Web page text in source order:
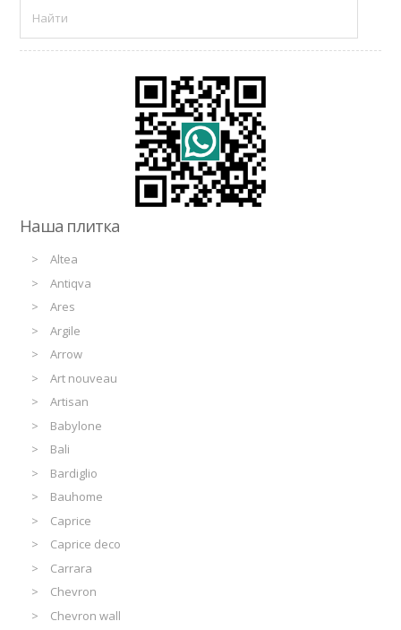
Наша плитка
Altea
Antiqva
Ares
Argile
Arrow
Art nouveau
Artisan
Babylone
Bali
Bardiglio
Bauhome
Caprice
Caprice deco
Carrara
Chevron
Chevron wall